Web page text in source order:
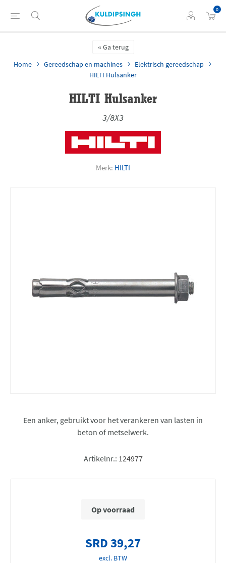
0
Ga terug
Home
Gereedschap en machines
Elektrisch gereedschap
HILTI Hulsanker
HILTI Hulsanker
3/8X3
Merk: HILTI
Een anker, gebruikt voor het verankeren van lasten in
beton of metselwerk.
Artikelnr.: 124977
Op voorraad
SRD 39,27
excl. BTW